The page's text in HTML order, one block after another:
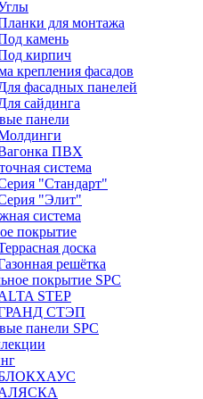
для монтажа
камень
кирпич
крепления фасадов
фасадных панелей
сайдинга
панели
ПВХ
система
"Стандарт"
"Элит"
система
покрытие
доска
решётка
покрытие SPC
STEP
СТЭП
панели SPC